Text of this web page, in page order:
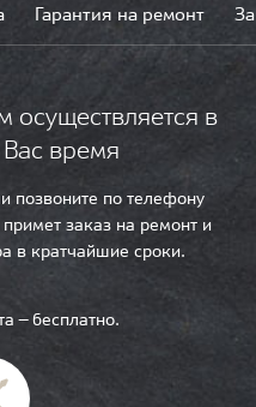
Гарантия на ремонт
осуществляется в
время
позвоните по телефону
заказ на ремонт и
в кратчайшие сроки.
— бесплатно.